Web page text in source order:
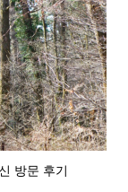
방문 후기